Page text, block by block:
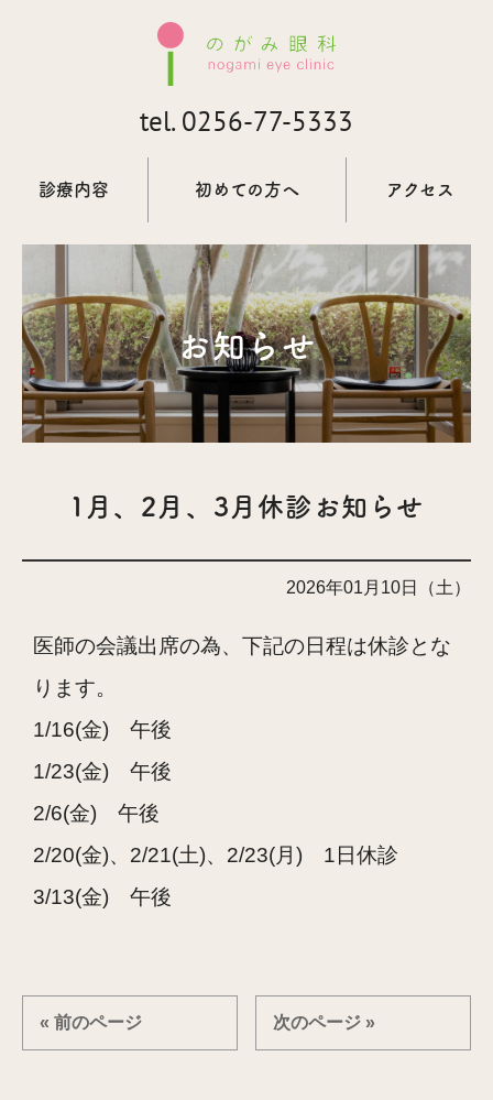
tel. 0256-77-5333
診療内容 初めての方へ アクセス
お知らせ
1月、2月、3月休診お知らせ
2026年01月10日（土）
医師の会議出席の為、下記の日程は休診とな
ります。
1/16(金) 午後
1/23(金) 午後
2/6(金) 午後
2/20(金)、2/21(土)、2/23(月) 1日休診
3/13(金) 午後
« 前のページ 次のページ »